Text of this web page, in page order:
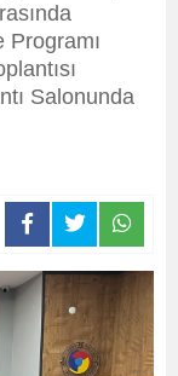
Salonunda